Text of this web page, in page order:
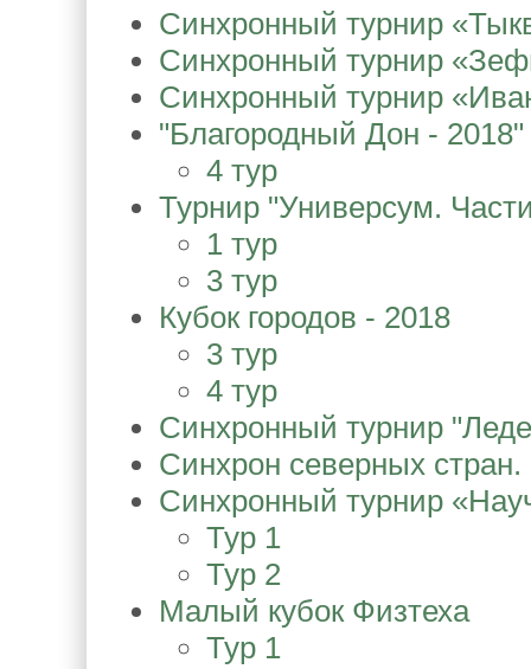
Синхронный турнир
Синхронный турнир
Синхронный турнир
"Благородный Дон -
4 тур
Турнир "Универсум.
1 тур
3 тур
Кубок городов - 2018
3 тур
4 тур
Синхронный турнир
Синхрон северных
Синхронный турнир
Тур 1
Тур 2
Малый кубок Физтеха
Тур 1